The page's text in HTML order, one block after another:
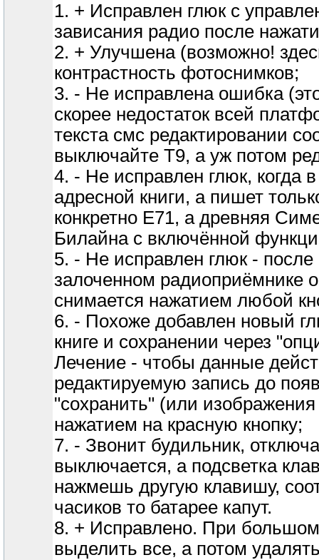
1. + Исправлен глюк с
зависания радио после
2. + Улучшена (возможно!
контрастность фотоснимков;
3. - Не исправлена ошибка
скорее недостаток всей
текста смс редактировании
выключайте Т9, а уж потом
4. - Не исправлен глюк, когда
адресной книги, а пишет
конкретно Е71, а древняя
Билайна с включённой
5. - Не исправлен глюк -
залоченном радиоприёмнике
снимается нажатием любой
6. - Похоже добавлен новый
книге и сохранении через
Лечение - чтобы данные
редактируемую запись до
"сохранить" (или
нажатием на красную кнопку;
7. - Звонит будильник,
выключается, а подсветка
нажмешь другую клавишу,
часиков то батарее капут.
8. + Исправлено. При
выделить все, а потом